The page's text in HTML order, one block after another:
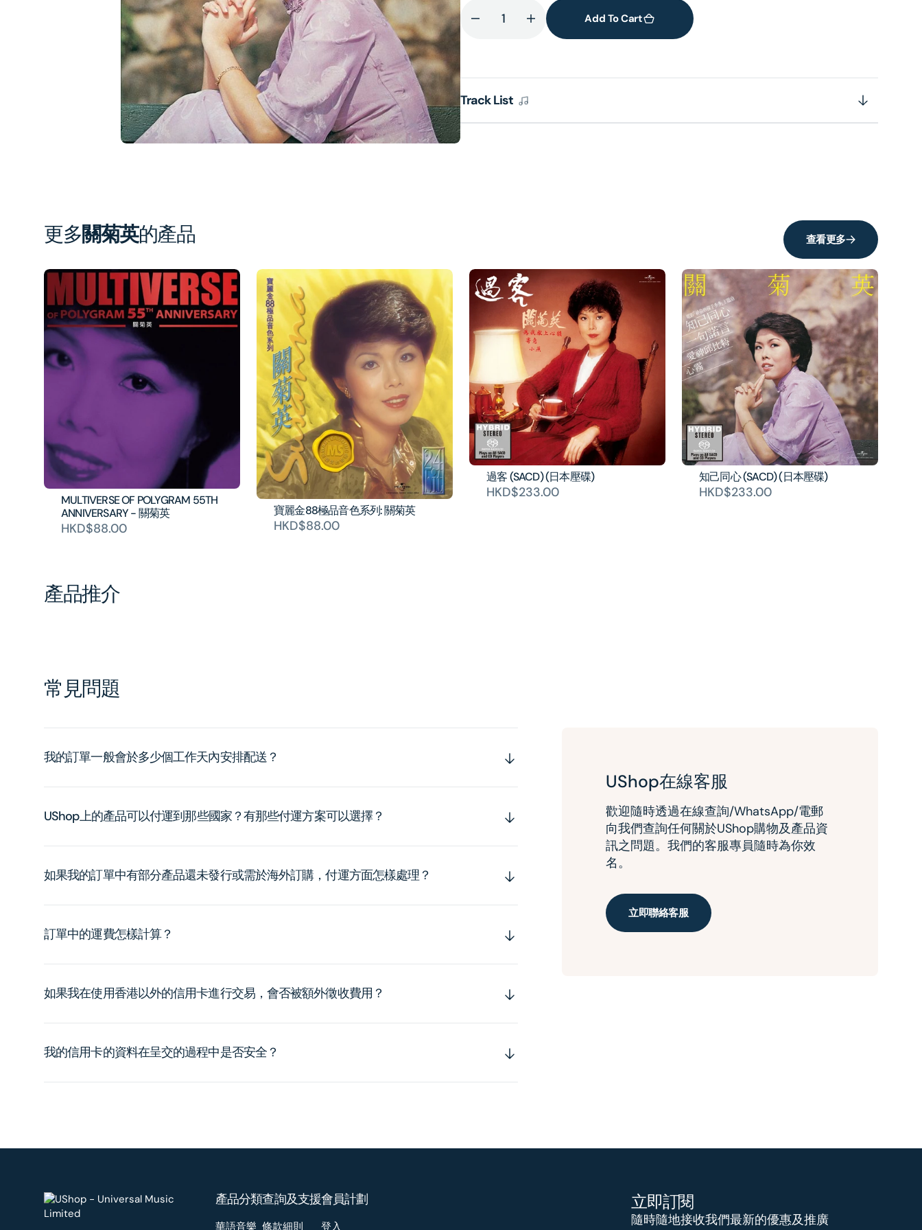
Decrease
知
己
同
心
Increase
quantity
知
心
Add To Cart
Track List
1
in
gallery
view
更多關菊英的產品 查看更多
MULTIVERSE OF POLYGRAM 55TH
ANNIVERSARY - 關菊英
HKD$88.00
寶麗金88極品音色系列: 關菊英
HKD$88.00
過客 (SACD) (日本壓碟)
HKD$233.00
知己同心 (SACD) (日本壓碟)
HKD$233.00
產品推介
常見問題
我的訂單一般會於多少個工作天內安排配送？
UShop上的產品可以付運到那些國家？有那些付運方案可以選擇？
如果我的訂單中有部分產品還未發行或需於海外訂購，付運方面怎樣處理？
訂單中的運費怎樣計算？
如果我在使用香港以外的信用卡進行交易，會否被額外徵收費用？
我的信用卡的資料在呈交的過程中是否安全？
UShop在線客服
歡迎隨時透過在線查詢/WhatsApp/電郵
向我們查詢任何關於UShop購物及產品資
訊之問題。我們的客服專員隨時為你效
名。
立即聯絡客服
產品分類
華語音樂
查詢及支援
條款細則
會員計劃
登入
立即訂閱
隨時隨地接收我們最新的優惠及推廣